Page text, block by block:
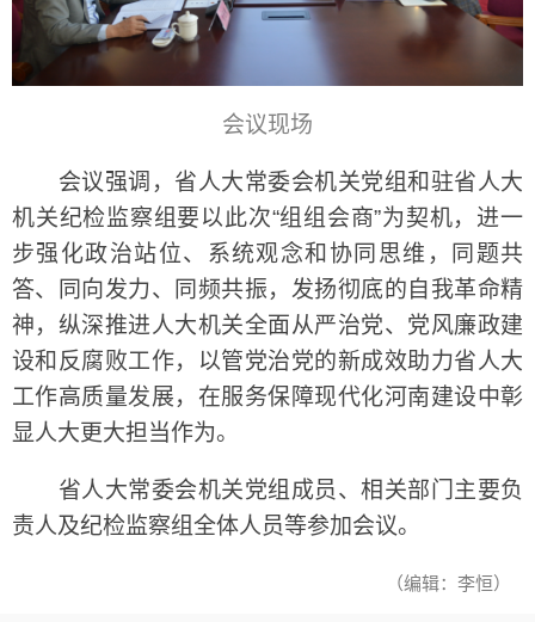
会议现场
会议强调，省人大常委会机关党组和驻省人大
机关纪检监察组要以此次“组组会商”为契机，进一
步强化政治站位、系统观念和协同思维，同题共
答、同向发力、同频共振，发扬彻底的自我革命精
神，纵深推进人大机关全面从严治党、党风廉政建
设和反腐败工作，以管党治党的新成效助力省人大
工作高质量发展，在服务保障现代化河南建设中彰
显人大更大担当作为。
省人大常委会机关党组成员、相关部门主要负
责人及纪检监察组全体人员等参加会议。
（编辑：李恒）